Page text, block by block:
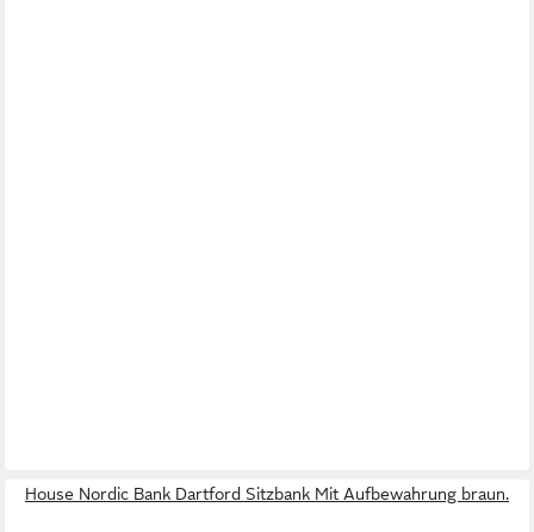
House Nordic Bank Dartford Sitzbank Mit Aufbewahrung braun.